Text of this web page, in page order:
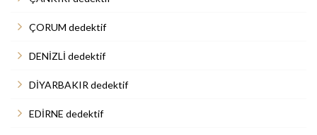
ÇORUM dedektif
DENİZLİ dedektif
DİYARBAKIR dedektif
EDİRNE dedektif